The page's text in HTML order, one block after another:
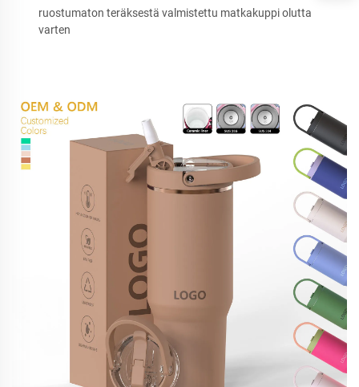
ruostumaton teräksestä valmistettu matkakuppi olutta
varten